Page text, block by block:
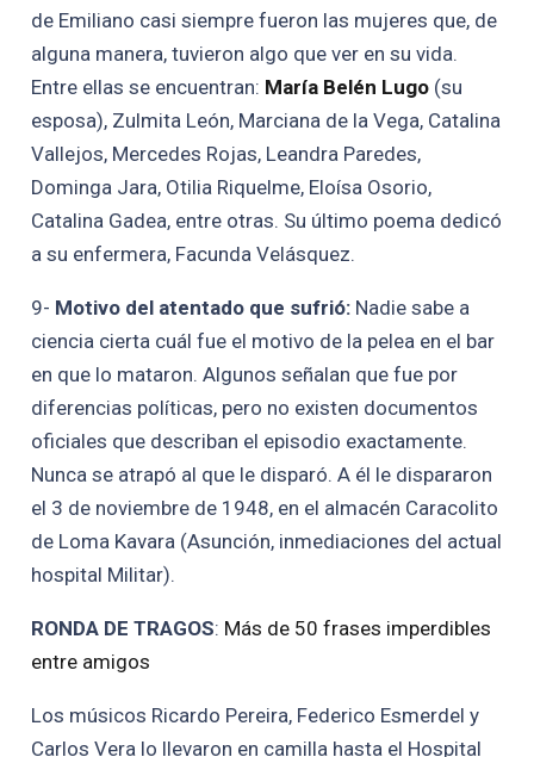
de Emiliano casi siempre fueron las mujeres que, de
alguna manera, tuvieron algo que ver en su vida.
Entre ellas se encuentran: María Belén Lugo(su
esposa), Zulmita León, Marciana de la Vega, Catalina
Vallejos, Mercedes Rojas, Leandra Paredes,
Dominga Jara, Otilia Riquelme, Eloísa Osorio,
Catalina Gadea, entre otras. Su último poema dedicó
a su enfermera, Facunda Velásquez.
9- Motivo del atentado que sufrió:Nadie sabe a
ciencia cierta cuál fue el motivo de la pelea en el bar
en que lo mataron. Algunos señalan que fue por
diferencias políticas, pero no existen documentos
oficiales que describan el episodio exactamente.
Nunca se atrapó al que le disparó. A él le dispararon
el 3 de noviembre de 1948, en el almacén Caracolito
de Loma Kavara (Asunción, inmediaciones del actual
hospital Militar).
RONDA DE TRAGOS: Más de 50 frases imperdibles
entre amigos
Los músicos Ricardo Pereira, Federico Esmerdel y
Carlos Vera lo llevaron en camilla hasta el Hospital